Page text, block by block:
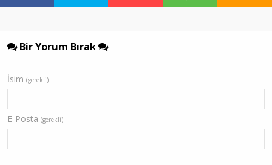
Bir Yorum Bırak
İsim (gerekli)
E-Posta (gerekli)